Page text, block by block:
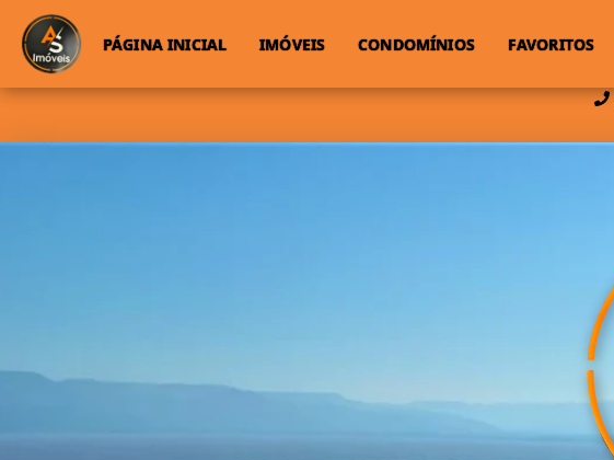
PÁGINA INICIAL IMÓVEIS CONDOMÍNIOS FAVORITOS